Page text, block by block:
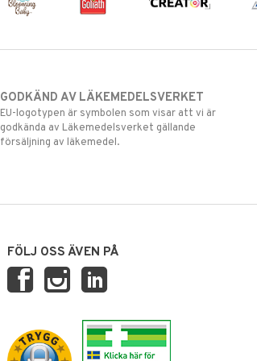
GODKÄND AV LÄKEMEDELSVERKET
EU-logotypen är symbolen som visar att vi är
godkända av Läkemedelsverket gällande
försäljning av läkemedel.
FÖLJ OSS ÄVEN PÅ